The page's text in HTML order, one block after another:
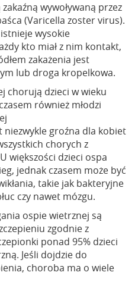
wywoływaną przez
(Varicella zoster virus).
wysokie
kto miał z nim kontakt,
zakażenia jest
lub droga kropelkowa.
chorują dzieci w wieku
również młodzi
niezwykle groźna dla kobiet
chorych z
większości dzieci ospa
jednak czasem może być
takie jak bakteryjne
czy nawet mózgu.
ospie wietrznej są
zgodnie z
ponad 95% dzieci
Jeśli dojdzie do
choroba ma o wiele